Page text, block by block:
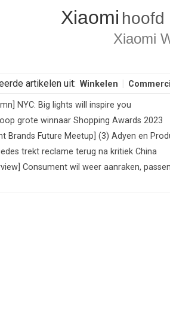
Xiaomi hoofd
Xiaomi
artikelen uit: Winkelen
NYC: Big lights will inspire you
grote winnaar Shopping Awards 2023
Brands Future Meetup] (3) Adyen en
trekt reclame terug na kritiek China
Consument wil weer aanraken,